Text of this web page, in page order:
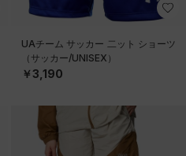
UAチーム サッカー 二ット ショーツ
（サッカー/UNISEX）
￥3,190